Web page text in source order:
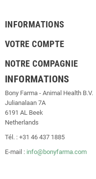
INFORMATIONS
VOTRE COMPTE
NOTRE COMPAGNIE
INFORMATIONS
Bony Farma - Animal Health B.V.
Julianalaan 7A
6191 AL Beek
Netherlands
Tél. : +31 46 437 1885
E-mail : info@bonyfarma.com